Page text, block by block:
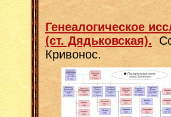
Генеалогическое
(ст. Дядьковская).
Кривонос.